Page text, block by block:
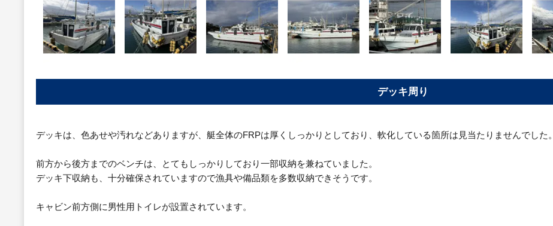
デッキ周り
デッキは、色あせや汚れなどありますが、艇全体のFRPは厚くしっかりとしており、軟化している箇所は見当たりませんでした。
前方から後方までのベンチは、とてもしっかりしており一部収納を兼ねていました。
デッキ下収納も、十分確保されていますので漁具や備品類を多数収納できそうです。
キャビン前方側に男性用トイレが設置されています。